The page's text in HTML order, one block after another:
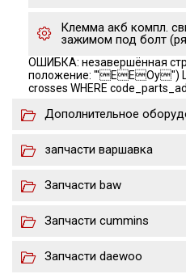
Клемма акб компл.
зажимом под болт
ОШИБКА: незавершённая
положение: "'EEOу")
crosses WHERE
Дополнительное
запчасти варшавка
Запчасти baw
Запчасти cummins
Запчасти daewoo